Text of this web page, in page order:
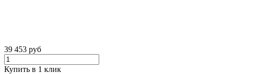
39 453 руб
Купить в 1 клик